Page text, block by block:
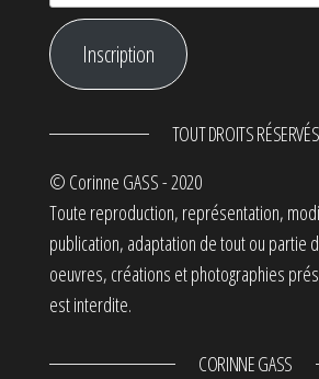
Inscription
TOUT DROITS RÉSERVÉS
© Corinne GASS - 2020
Toute reproduction, représentation,
publication, adaptation de tout ou partie
oeuvres, créations et photographies
est interdite.
CORINNE GASS